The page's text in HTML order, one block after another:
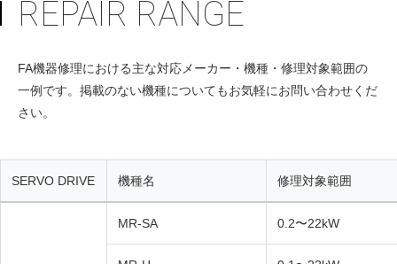
REPAIR RANGE
FA機器修理における主な対応メーカー・機種・修理対象範囲の
一例です。掲載のない機種についてもお気軽にお問い合わせくだ
さい。
SERVO DRIVE 機種名 修理対象範囲
MR-SA 0.2〜22kW